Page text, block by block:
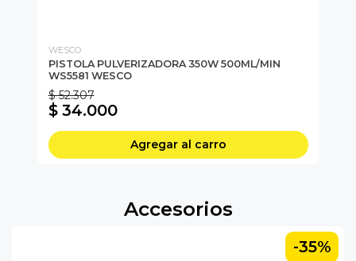
WESCO
PISTOLA PULVERIZADORA 350W 500ML/MIN
WS5581 WESCO
$ 52.307
$ 34.000
Agregar al carro
Accesorios
-35%